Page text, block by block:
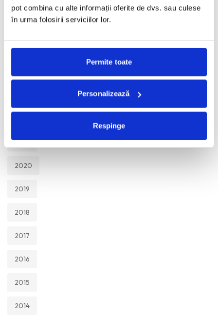
pot combina cu alte informații oferite de dvs. sau culese
în urma folosirii serviciilor lor.
Permite toate
Personalizează
Respinge
2026
2025
2021
2020
2019
2018
2017
2016
2015
2014